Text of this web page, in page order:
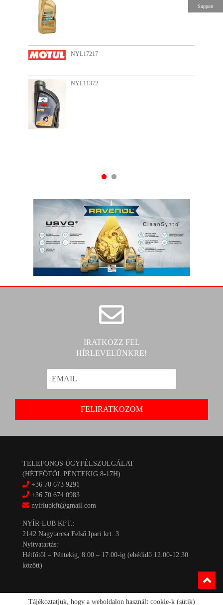
NYL13878
IRATKOZZ FEL
HÍRLEVELÜNKRE!
TELEFONOS ÜGYFÉLSZOLGÁLAT
(HÉTFŐTŐL PÉNTEKIG 8-17H)
+36 70 673 9291
+36 70 674 0983
nyirlubkft@gmail.com
NYÍR-LUB KFT.:
2142 Nagytarcsa Felső Ipari krt. 3
Nyitvatartás:
Hétfőtől – Péntekig, 8.00 – 17.00-ig (ebédidő 12.00-12.30
között)
Support
Tájékoztatjuk, hogy a weboldalon használt cookie-k (sütik)